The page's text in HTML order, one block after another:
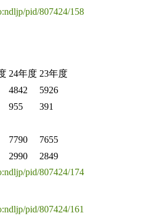
pid/807424/158
24年度 23年度
4842
5926
955
391
7790
7655
2990
2849
pid/807424/174
pid/807424/161